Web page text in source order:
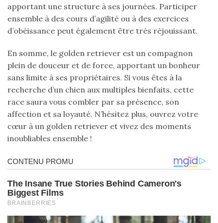
apportant une structure à ses journées. Participer
ensemble à des cours d’agilité ou à des exercices
d’obéissance peut également être très réjouissant.
En somme, le golden retriever est un compagnon
plein de douceur et de force, apportant un bonheur
sans limite à ses propriétaires. Si vous êtes à la
recherche d’un chien aux multiples bienfaits, cette
race saura vous combler par sa présence, son
affection et sa loyauté. N’hésitez plus, ouvrez votre
cœur à un golden retriever et vivez des moments
inoubliables ensemble !